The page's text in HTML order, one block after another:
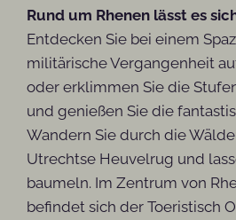
Rund um Rhenen lässt es
Entdecken Sie bei einem
militärische Vergangenheit
oder erklimmen Sie die
und genießen Sie die
Wandern Sie durch die
Utrechtse Heuvelrug und
baumeln. Im Zentrum von
befindet sich der Toeristisch